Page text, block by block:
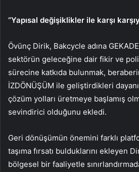
“Yapısal değişiklikler ile karşı
Övünç Dirik, Bakcycle adına
sektörün geleceğine dair fikir ve
sürecine katkıda bulunmak,
İZDÖNÜŞÜM ile geliştirdikleri
çözüm yolları üretmeye başlamış
sevindirici olduğunu ekledi.
Geri dönüşümün önemini farklı
taşıma fırsatı bulduklarını ekleyen
bölgesel bir faaliyetle